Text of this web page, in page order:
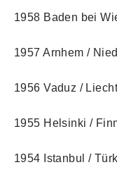
1958 Baden bei
1957 Arnhem /
1956 Vaduz /
1955 Helsinki /
1954 Istanbul /